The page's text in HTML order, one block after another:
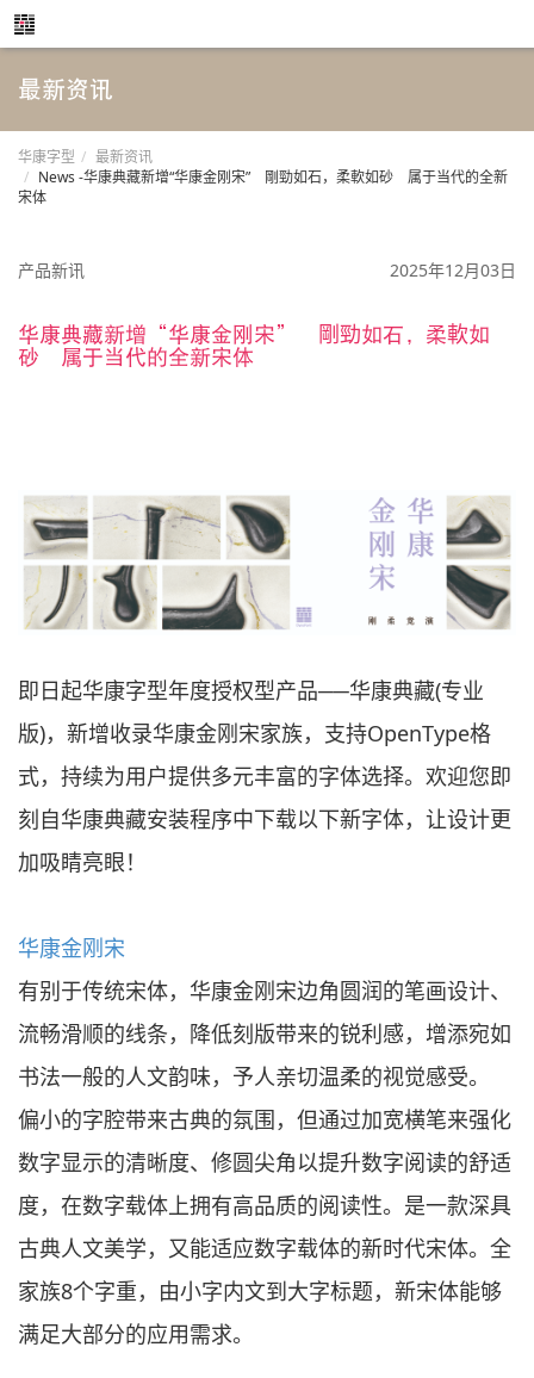
最新资讯
华康字型
最新资讯
News -华康典藏新增“华康金刚宋” 剛勁如石，柔軟如砂 属于当代的全新
宋体
产品新讯 2025年12月03日
华康典藏新增“华康金刚宋” 剛勁如石，柔軟如
砂 属于当代的全新宋体
即日起华康字型年度授权型产品──华康典藏(专业
版)，新增收录华康金刚宋家族，支持OpenType格
式，持续为用户提供多元丰富的字体选择。欢迎您即
刻自华康典藏安装程序中下载以下新字体，让设计更
加吸睛亮眼！
华康金刚宋
有别于传统宋体，华康金刚宋边角圆润的笔画设计、
流畅滑顺的线条，降低刻版带来的锐利感，增添宛如
书法一般的人文韵味，予人亲切温柔的视觉感受。
偏小的字腔带来古典的氛围，但通过加宽横笔来强化
数字显示的清晰度、修圆尖角以提升数字阅读的舒适
度，在数字载体上拥有高品质的阅读性。是一款深具
古典人文美学，又能适应数字载体的新时代宋体。全
家族8个字重，由小字内文到大字标题，新宋体能够
满足大部分的应用需求。